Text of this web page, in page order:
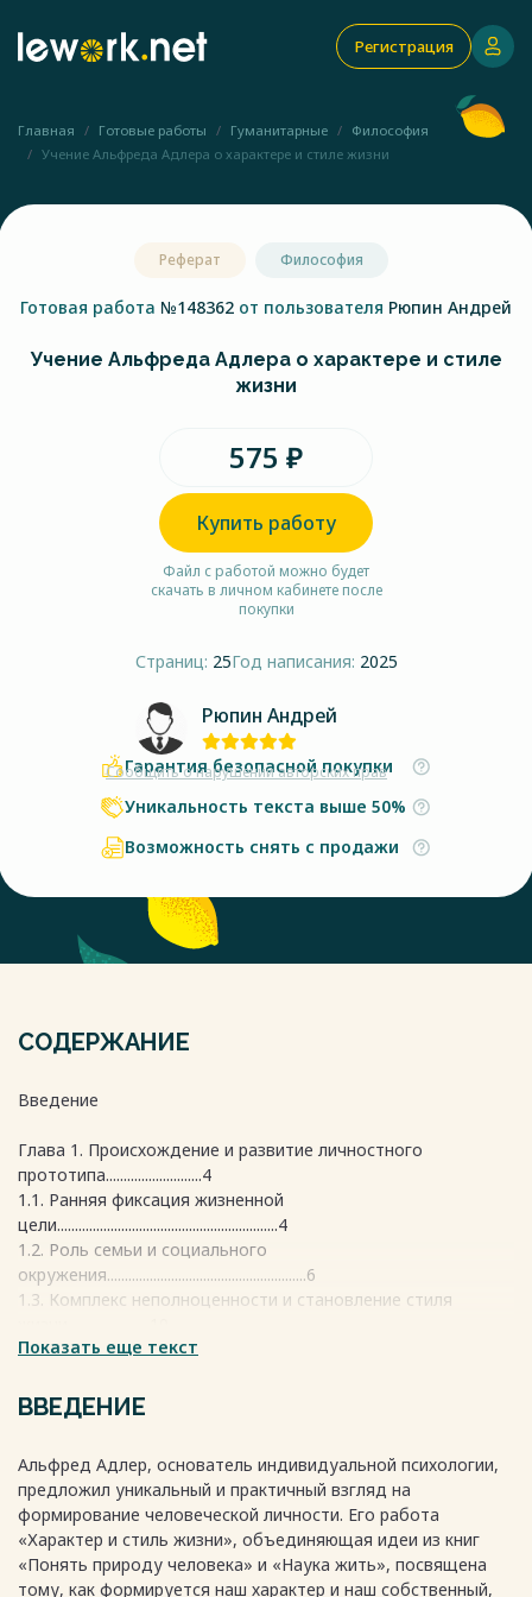
Регистрация
Главная Готовые работы Гуманитарные
Философия
Учение Альфреда Адлера о характере и стиле жизни
Реферат Философия
Готовая работа №148362 от пользователя Рюпин Андрей
Учение Альфреда Адлера о характере и стиле
жизни
575 ₽
Купить работу
Файл с работой можно будет
скачать в личном кабинете после
покупки
Страниц: 25Год написания: 2025
Рюпин Андрей
Сообщить о нарушении авторских прав
Гарантия безопасной покупки
Уникальность текста выше 50%
Возможность снять с продажи
СОДЕРЖАНИЕ
Введение
Глава 1. Происхождение и развитие личностного
прототипа...........................4
1.1. Ранняя фиксация жизненной
цели..............................................................4
1.2. Роль семьи и социального
окружения........................................................6
1.3. Комплекс неполноценности и становление стиля
характера....................................................12
2.1. Агрессивные и неагрессивные черты
2.2. Эмоции и поведенческие
проявления.......................................................15
2.3. Фантазии, сны и
бессознательное.............................................................19
Показать еще текст
ВВЕДЕНИЕ
Альфред Адлер, основатель индивидуальной психологии,
предложил уникальный и практичный взгляд на
формирование человеческой личности. Его работа
«Характер и стиль жизни», объединяющая идеи из книг
«Понять природу человека» и «Наука жить», посвящена
тому, как формируется наш характер и наш собственный,